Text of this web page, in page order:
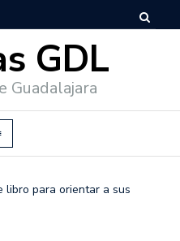
GDL
Guadalajara
libro para orientar a sus